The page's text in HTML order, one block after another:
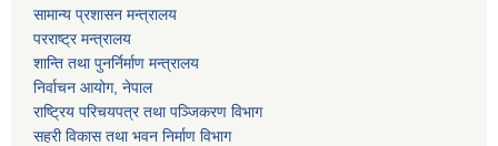
सामान्य प्रशासन मन्त्रालय
परराष्ट्र मन्त्रालय
शान्ति तथा पुनर्निर्माण मन्त्रालय
निर्वाचन आयोग, नेपाल
राष्ट्रिय परिचयपत्र तथा पञ्जिकरण विभाग
सहरी विकास तथा भवन निर्माण विभाग